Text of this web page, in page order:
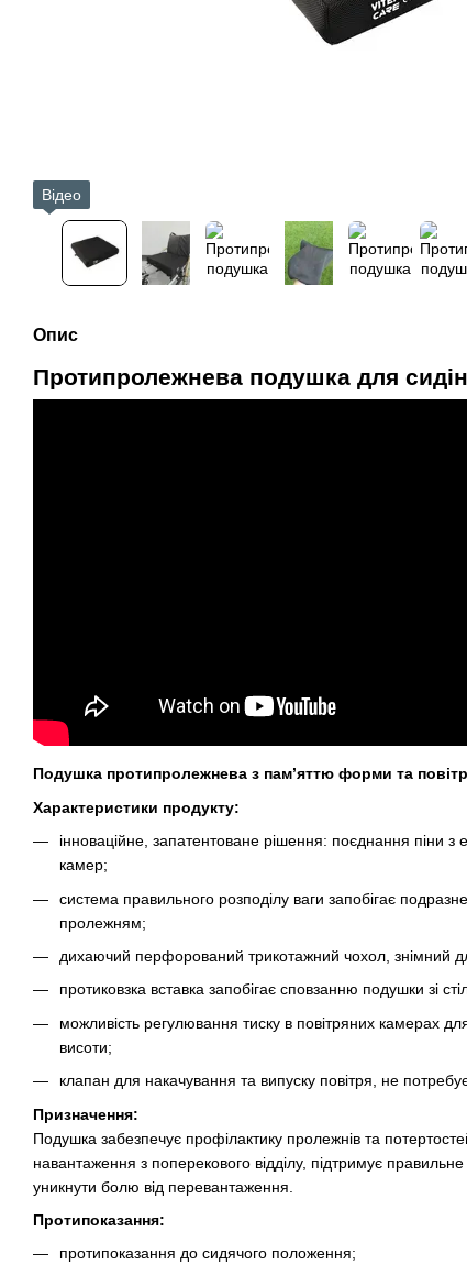
Відео
Опис
Протипролежнева подушка для
Подушка протипролежнева з пам’яттю форми та
Характеристики продукту:
інноваційне, запатентоване рішення: поєднання піни з
камер;
система правильного розподілу ваги запобігає
пролежням;
дихаючий перфорований трикотажний чохол, знімний
протиковзка вставка запобігає сповзанню подушки зі
можливість регулювання тиску в повітряних камерах
висоти;
клапан для накачування та випуску повітря, не
Призначення:
Подушка забезпечує профілактику пролежнів та
навантаження з поперекового відділу, підтримує
уникнути болю від перевантаження.
Протипоказання:
протипоказання до сидячого положення;